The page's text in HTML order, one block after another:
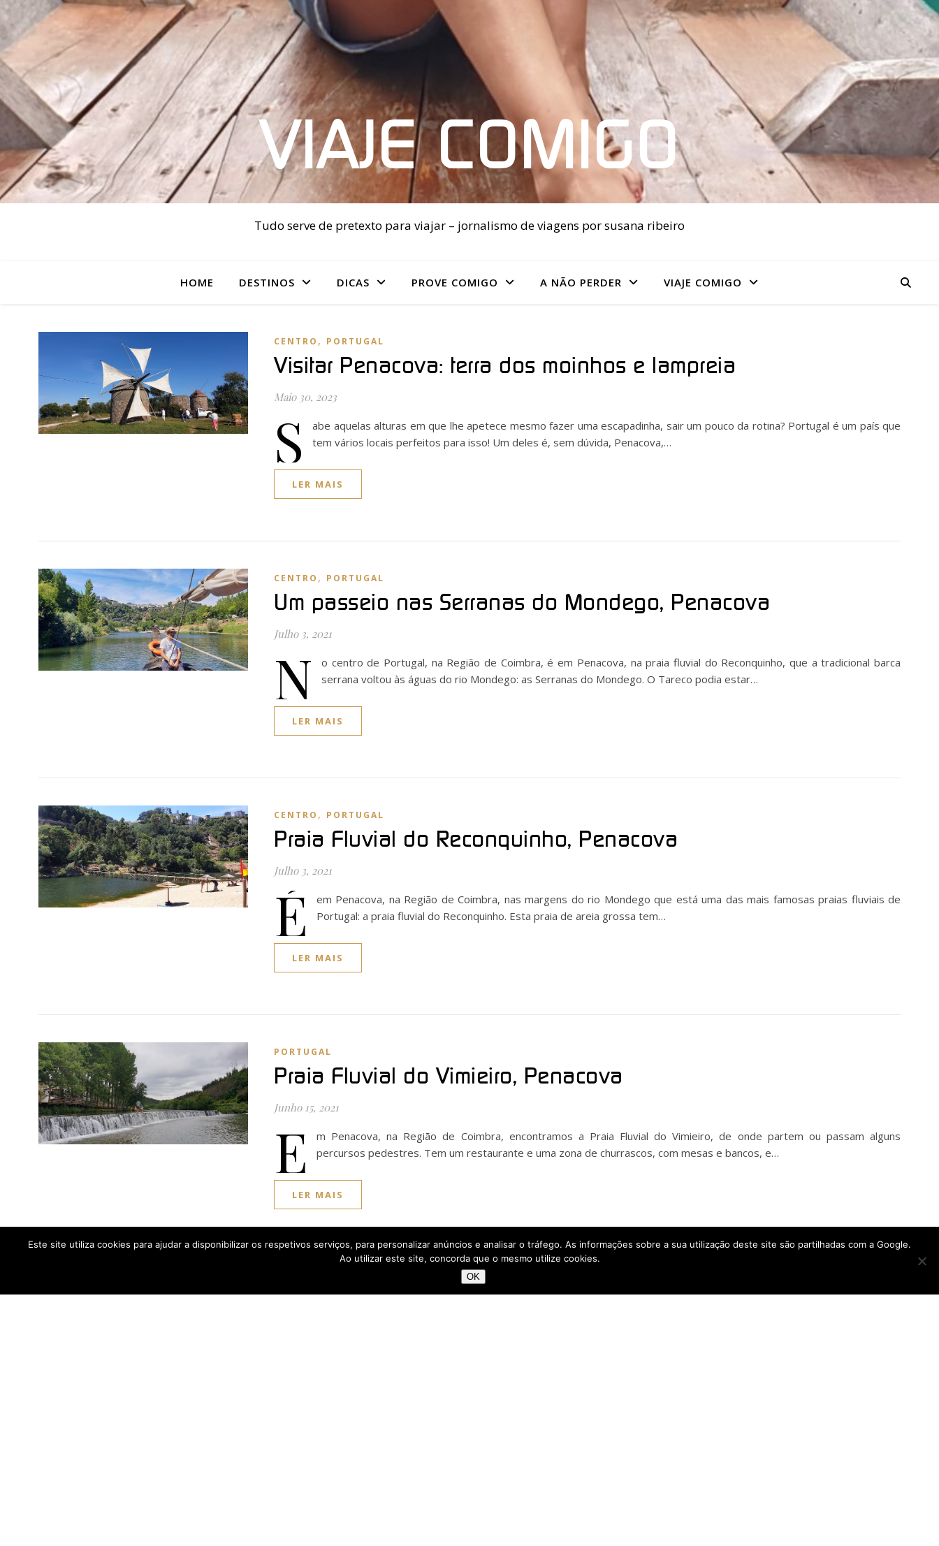
VIAJE COMIGO
Tudo serve de pretexto para viajar – jornalismo de viagens por susana ribeiro
HOME DESTINOS DICAS PROVE COMIGO A NÃO PERDER VIAJE COMIGO
CENTRO , PORTUGAL
Visitar Penacova: terra dos moinhos e lampreia
Maio 30, 2023
S
abe aquelas alturas em que lhe apetece mesmo fazer uma escapadinha, sair um pouco da rotina? Portugal é um país que
tem vários locais perfeitos para isso! Um deles é, sem dúvida, Penacova,…
LER MAIS
CENTRO , PORTUGAL
Um passeio nas Serranas do Mondego, Penacova
Julho 3, 2021
N
o centro de Portugal, na Região de Coimbra, é em Penacova, na praia fluvial do Reconquinho, que a tradicional barca
serrana voltou às águas do rio Mondego: as Serranas do Mondego. O Tareco podia estar…
LER MAIS
CENTRO , PORTUGAL
Praia Fluvial do Reconquinho, Penacova
Julho 3, 2021
É
em Penacova, na Região de Coimbra, nas margens do rio Mondego que está uma das mais famosas praias fluviais de
Portugal: a praia fluvial do Reconquinho. Esta praia de areia grossa tem…
LER MAIS
PORTUGAL
Praia Fluvial do Vimieiro, Penacova
Junho 15, 2021
E
m Penacova, na Região de Coimbra, encontramos a Praia Fluvial do Vimieiro, de onde partem ou passam alguns
percursos pedestres. Tem um restaurante e uma zona de churrascos, com mesas e bancos, e…
LER MAIS
Este site utiliza cookies para ajudar a disponibilizar os respetivos serviços, para personalizar anúncios e analisar o tráfego. As informações sobre a sua utilização deste site são partilhadas com a Google.
Ao utilizar este site, concorda que o mesmo utilize cookies.
OK